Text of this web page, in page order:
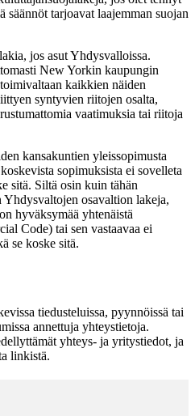
säännöt tarjoavat laajemman suojan
jos asut Yhdysvalloissa.
New Yorkin kaupungin
kaikkien näiden
syntyvien riitojen osalta,
vaatimuksia tai riitoja
kansakuntien yleissopimusta
sopimuksista ei sovelleta
sitä. Siltä osin kuin tähän
osavaltion lakeja,
hyväksymää yhtenäistä
Code) tai sen vastaavaa ei
se koske sitä.
tiedusteluissa, pyynnöissä tai
annettuja yhteystietoja.
yhteys- ja yritystiedot, ja
linkistä.